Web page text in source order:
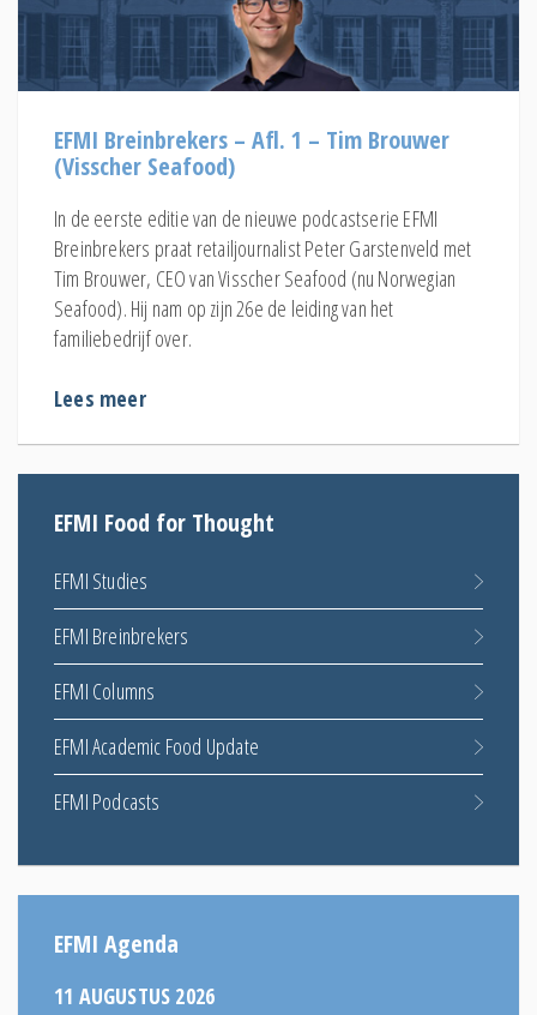
EFMI Breinbrekers – Afl. 1 – Tim Brouwer
(Visscher Seafood)
In de eerste editie van de nieuwe podcastserie EFMI
Breinbrekers praat retailjournalist Peter Garstenveld met
Tim Brouwer, CEO van Visscher Seafood (nu Norwegian
Seafood). Hij nam op zijn 26e de leiding van het
familiebedrijf over.
Lees meer
EFMI Food for Thought
EFMI Studies
EFMI Breinbrekers
EFMI Columns
EFMI Academic Food Update
EFMI Podcasts
EFMI Agenda
11 AUGUSTUS 2026